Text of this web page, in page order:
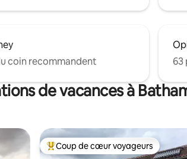
coin recommandent
63
de vacances à
plus aimés Coup de cœur voyageurs parmi les
Coup de cœur voyageurs